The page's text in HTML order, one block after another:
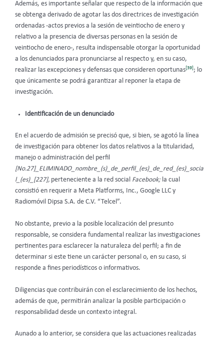
Además, es importante señalar que respecto de la información que
se obtenga derivado de agotar las dos directrices de investigación
ordenadas -actos previos a la sesión de veintiocho de enero y
relativo a la presencia de diversas personas en la sesión de
veintiocho de enero-, resulta indispensable otorgar la oportunidad
a los denunciados para pronunciarse al respecto y, en su caso,
realizar las excepciones y defensas que consideren oportunas[39]; lo
que únicamente se podrá garantizar al reponer la etapa de
investigación.
Identificación de un denunciado
En el acuerdo de admisión se precisó que, si bien, se agotó la línea
de investigación para obtener los datos relativos a la titularidad,
manejo o administración del perfil
[No.27]_ELIMINADO_nombre_(s)_de_perfil_(es)_de_red_(es)_socia
l_(es)_[227], perteneciente a la red social Facebook; la cual
consistió en requerir a Meta Platforms, Inc., Google LLC y
Radiomóvil Dipsa S.A. de C.V. “Telcel”.
No obstante, previo a la posible localización del presunto
responsable, se considera fundamental realizar las investigaciones
pertinentes para esclarecer la naturaleza del perfil; a fin de
determinar si este tiene un carácter personal o, en su caso, si
responde a fines periodísticos o informativos.
Diligencias que contribuirán con el esclarecimiento de los hechos,
además de que, permitirán analizar la posible participación o
responsabilidad desde un contexto integral.
Aunado a lo anterior, se considera que las actuaciones realizadas